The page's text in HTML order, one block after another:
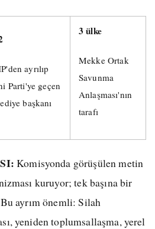
ayrılıp
Parti'ye geçen
başkanı
3 ülke
Mekke Ortak
Savunma
Anlaşması'nın
tarafı
Komisyonda görüşülen metin
kuruyor; tek başına bir
ayrım önemli: Silah
yeniden toplumsallaşma, yerel